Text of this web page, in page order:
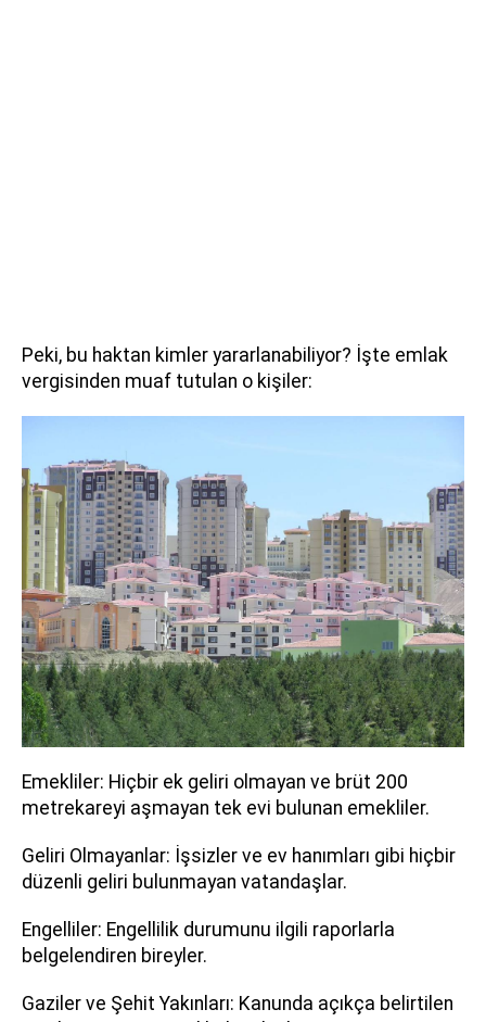
Peki, bu haktan kimler yararlanabiliyor? İşte emlak
vergisinden muaf tutulan o kişiler:
Emekliler: Hiçbir ek geliri olmayan ve brüt 200
metrekareyi aşmayan tek evi bulunan emekliler.
Geliri Olmayanlar: İşsizler ve ev hanımları gibi hiçbir
düzenli geliri bulunmayan vatandaşlar.
Engelliler: Engellilik durumunu ilgili raporlarla
belgelendiren bireyler.
Gaziler ve Şehit Yakınları: Kanunda açıkça belirtilen